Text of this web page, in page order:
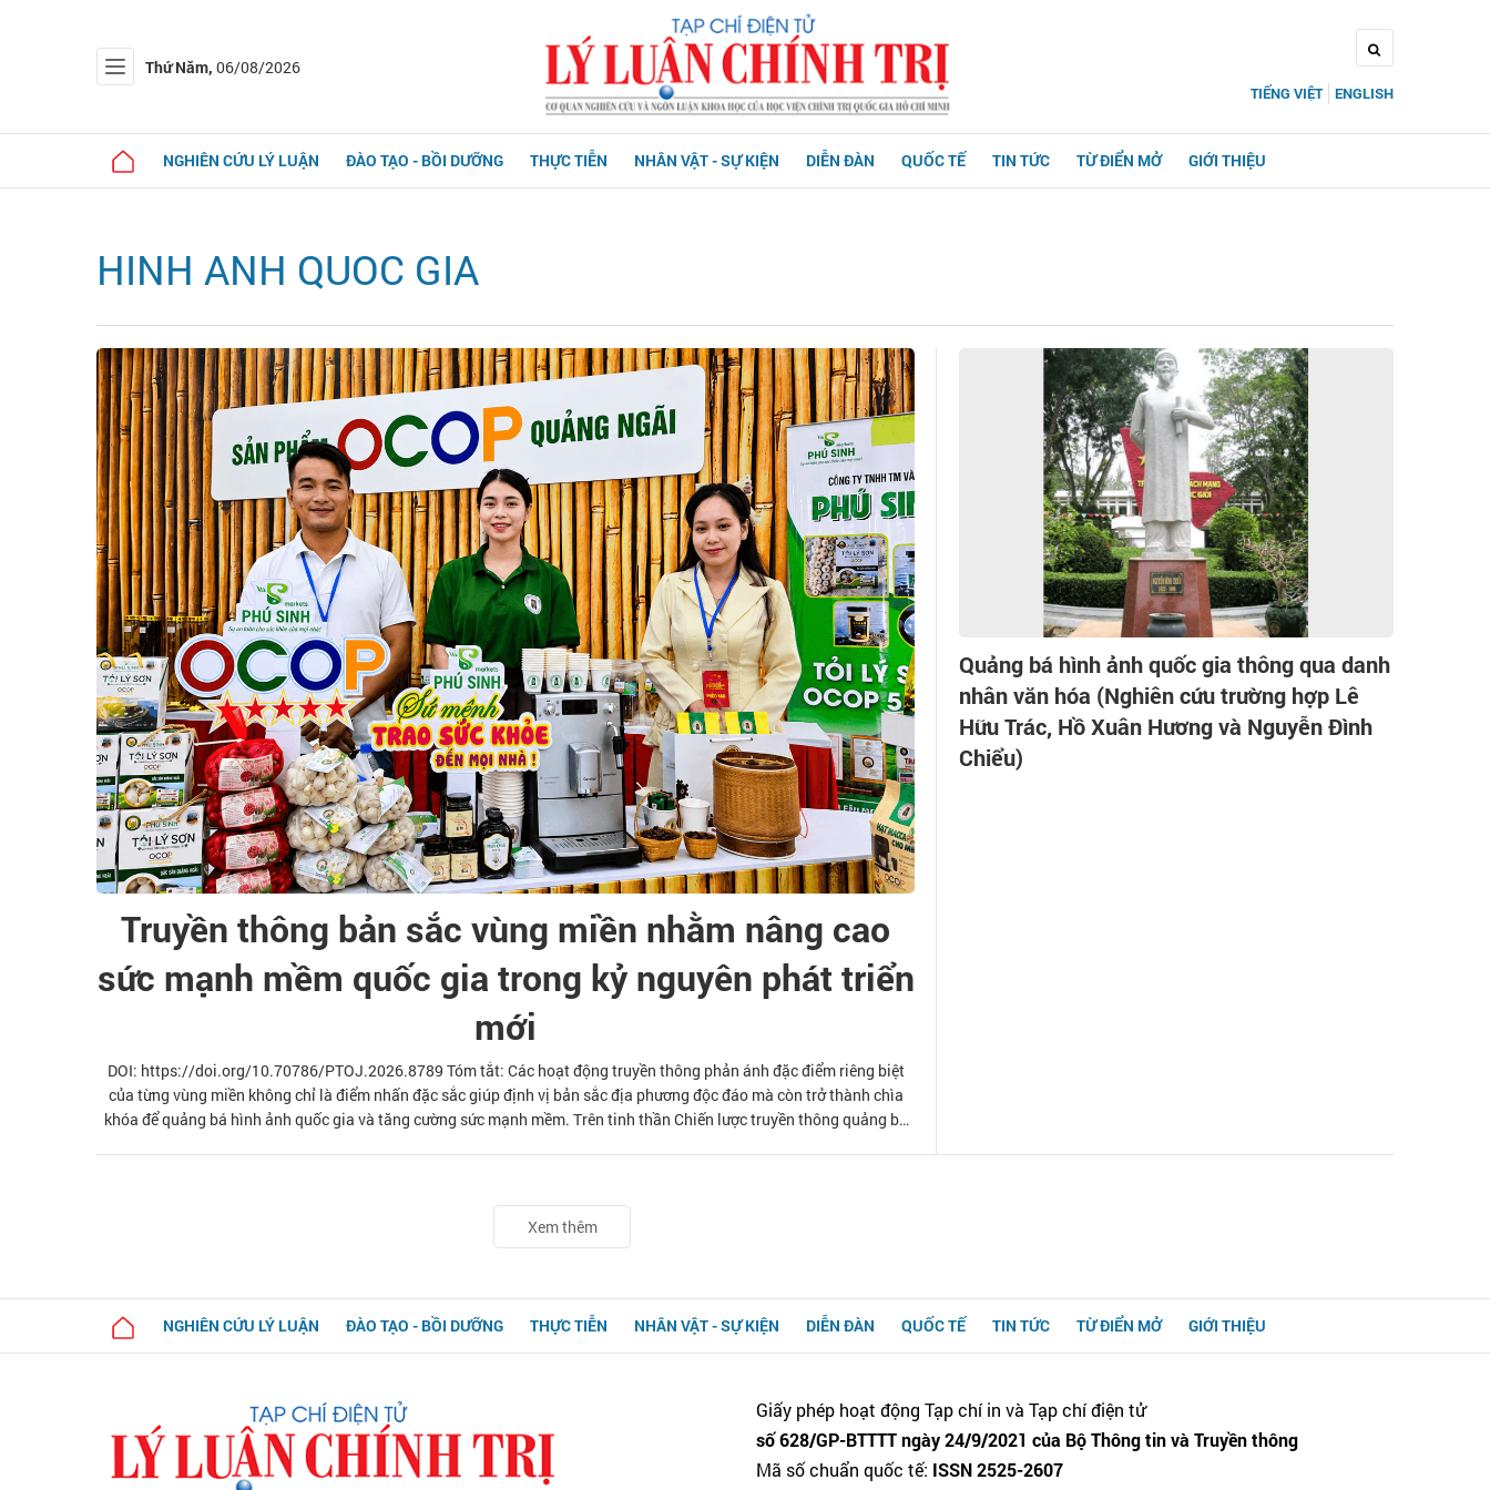
Thứ Năm, 06/08/2026
TIẾNG VIỆT ENGLISH
NGHIÊN CỨU LÝ LUẬN ĐÀO TẠO - BỒI DƯỠNG THỰC TIỄN NHÂN VẬT - SỰ KIỆN DIỄN ĐÀN QUỐC TẾ TIN TỨC TỪ ĐIỂN MỞ GIỚI THIỆU
HINH ANH QUOC GIA
Truyền thông bản sắc vùng miền nhằm nâng cao
sức mạnh mềm quốc gia trong kỷ nguyên phát triển
mới
DOI: https://doi.org/10.70786/PTOJ.2026.8789 Tóm tắt: Các hoạt động truyền thông phản ánh đặc điểm riêng biệt
của từng vùng miền không chỉ là điểm nhấn đặc sắc giúp định vị bản sắc địa phương độc đáo mà còn trở thành chìa
khóa để quảng bá hình ảnh quốc gia và tăng cường sức mạnh mềm. Trên tinh thần Chiến lược truyền thông quảng bá
Quảng bá hình ảnh quốc gia thông qua danh
nhân văn hóa (Nghiên cứu trường hợp Lê
Hữu Trác, Hồ Xuân Hương và Nguyễn Đình
Chiểu)
Xem thêm
NGHIÊN CỨU LÝ LUẬN ĐÀO TẠO - BỒI DƯỠNG THỰC TIỄN NHÂN VẬT - SỰ KIỆN DIỄN ĐÀN QUỐC TẾ TIN TỨC TỪ ĐIỂN MỞ GIỚI THIỆU
Giấy phép hoạt động Tạp chí in và Tạp chí điện tử
số 628/GP-BTTTT ngày 24/9/2021 của Bộ Thông tin và Truyền thông
Mã số chuẩn quốc tế: ISSN 2525-2607